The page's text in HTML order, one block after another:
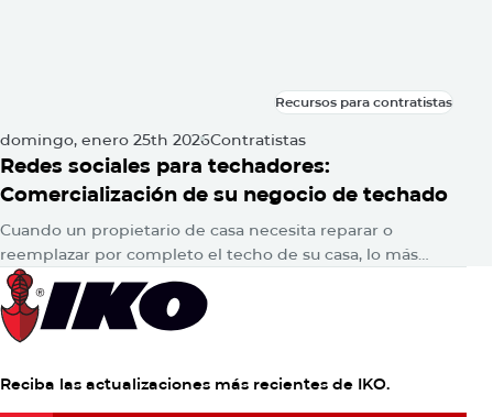
Recursos para contratistas
domingo, enero 25th 2026Contratistas
Redes sociales para techadores:
Comercialización de su negocio de techado
Cuando un propietario de casa necesita reparar o
reemplazar por completo el techo de su casa, lo más
probable es que consulte en Google para encontrar
respuestas. Luego,…
Reciba las actualizaciones más recientes de IKO.